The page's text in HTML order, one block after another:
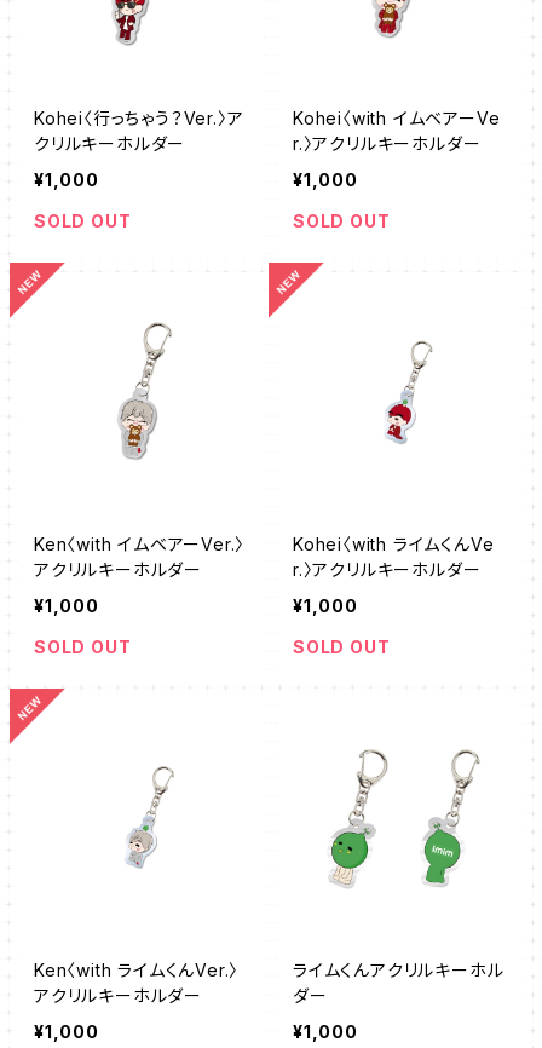
Kohei〈行っちゃう？Ver.〉ア
クリルキーホルダー
¥1,000
SOLD OUT
Kohei〈with イムベアーVe
r.〉アクリルキーホルダー
¥1,000
SOLD OUT
Ken〈with イムベアーVer.〉
アクリルキーホルダー
¥1,000
SOLD OUT
Kohei〈with ライムくんVe
r.〉アクリルキーホルダー
¥1,000
SOLD OUT
Ken〈with ライムくんVer.〉
アクリルキーホルダー
¥1,000
ライムくんアクリルキーホル
ダー
¥1,000